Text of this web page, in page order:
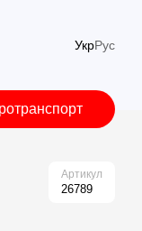
УкрРус
Артикул
26789